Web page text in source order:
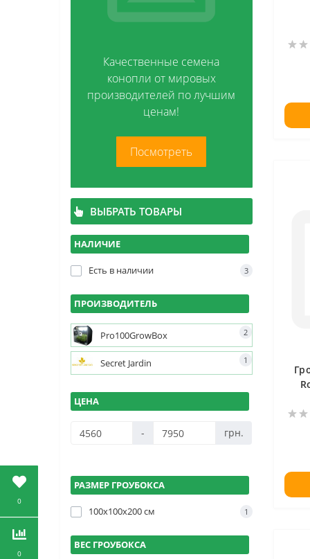
0
0
Стекло
Контейнеры и тайники
Качественные семена
конопли от мировых
производителей по лучшим
ценам!
Посмотреть
ВЫБРАТЬ ТОВАРЫ
НАЛИЧИЕ
Есть в наличии 3
ПРОИЗВОДИТЕЛЬ
Pro100GrowBox 2
Secret Jardin 1
ЦЕНА
- грн.
РАЗМЕР ГРОУБОКСА
100х100х200 см 1
ВЕС ГРОУБОКСА